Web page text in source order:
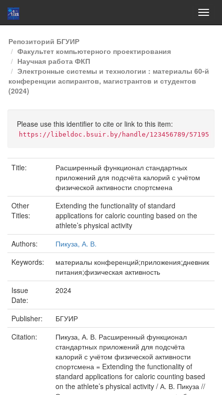
Skip
navigation
Репозиторий БГУИР
Факультет компьютерного проектирования
Научная работа ФКП
Электронные системы и технологии : материалы 60-й
конференции аспирантов, магистрантов и студентов
(2024)
Please use this identifier to cite or link to this item:
https://libeldoc.bsuir.by/handle/123456789/57195
Title:
Расширенный функционал стандартных
приложений для подсчёта калорий с учётом
физической активности спортсмена
Other
Titles:
Extending the functionality of standard
applications for caloric counting based on the
athlete’s physical activity
Authors:
Пикуза, А. В.
Keywords:
материалы конференций;приложения;дневник
питания;физическая активность
Issue
Date:
2024
Publisher:
БГУИР
Citation:
Пикуза, А. В. Расширенный функционал
стандартных приложений для подсчёта
калорий с учётом физической активности
спортсмена = Extending the functionality of
standard applications for caloric counting based
on the athlete’s physical activity / А. В. Пикуза //